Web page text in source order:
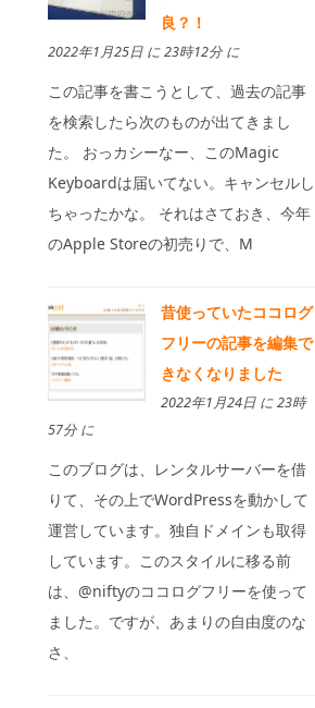
良？！
2022年1月25日 に 23時12分 に
この記事を書こうとして、過去の記事
を検索したら次のものが出てきまし
た。 おっカシーなー、このMagic
Keyboardは届いてない。キャンセルし
ちゃったかな。 それはさておき、今年
のApple Storeの初売りで、M
昔使っていたココログ
フリーの記事を編集で
きなくなりました
2022年1月24日 に 23時
57分 に
このブログは、レンタルサーバーを借
りて、その上でWordPressを動かして
運営しています。独自ドメインも取得
しています。このスタイルに移る前
は、@niftyのココログフリーを使って
ました。ですが、あまりの自由度のな
さ、